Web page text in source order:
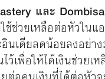
และ
ช้ช่วยเหลือต่อหัวใน
นเดียลดน้อยลงอย่า
ว้เพื่อให้ได้เงินช่วย